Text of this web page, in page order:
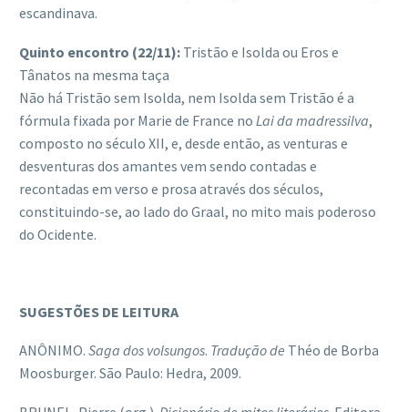
escandinava.
Quinto encontro (22/11): Tristão e Isolda ou Eros e
Tânatos na mesma taça
Não há Tristão sem Isolda, nem Isolda sem Tristão é a
fórmula fixada por Marie de France no Lai da madressilva,
composto no século XII, e, desde então, as venturas e
desventuras dos amantes vem sendo contadas e
recontadas em verso e prosa através dos séculos,
constituindo-se, ao lado do Graal, no mito mais poderoso
do Ocidente.
SUGESTÕES DE LEITURA
ANÔNIMO. Saga dos volsungos. Tradução de Théo de Borba
Moosburger. São Paulo: Hedra, 2009.